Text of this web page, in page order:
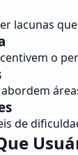
lacunas
o
de